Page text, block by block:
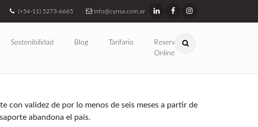
(+54-11) 5273-6665 info@cynsa.com.ar
Sostenibilidad Blog Tarifario
Reservas
Online
con validez de por lo menos de seis meses a partir de
abandona el país.